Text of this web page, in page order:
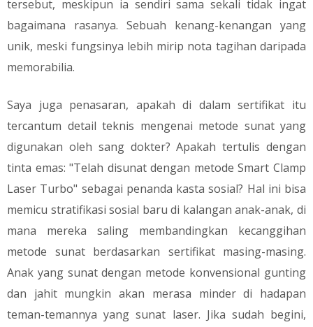
tersebut, meskipun ia sendiri sama sekali tidak ingat
bagaimana rasanya. Sebuah kenang-kenangan yang
unik, meski fungsinya lebih mirip nota tagihan daripada
memorabilia.
​Saya juga penasaran, apakah di dalam sertifikat itu
tercantum detail teknis mengenai metode sunat yang
digunakan oleh sang dokter? Apakah tertulis dengan
tinta emas: "Telah disunat dengan metode Smart Clamp
Laser Turbo" sebagai penanda kasta sosial? Hal ini bisa
memicu stratifikasi sosial baru di kalangan anak-anak, di
mana mereka saling membandingkan kecanggihan
metode sunat berdasarkan sertifikat masing-masing.
Anak yang sunat dengan metode konvensional gunting
dan jahit mungkin akan merasa minder di hadapan
teman-temannya yang sunat laser. Jika sudah begini,